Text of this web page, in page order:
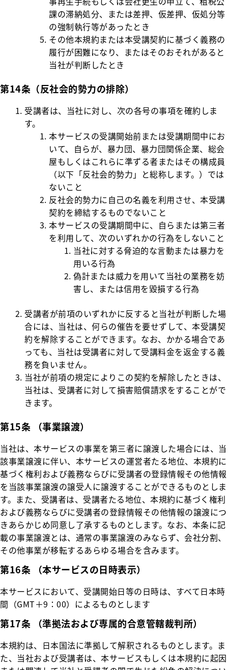
課の滞納処分、または差押、仮差押、仮処分等
の強制執行等があったとき
その他本規約または本受講契約に基づく義務の
履行が困難になり、またはそのおそれがあると
当社が判断したとき
第14条（反社会的勢力の排除）
受講者は、当社に対し、次の各号の事項を確約しま
す。
本サービスの受講開始前または受講期間中にお
いて、自らが、暴力団、暴力団関係企業、総会
屋もしくはこれらに準ずる者またはその構成員
（以下「反社会的勢力」と総称します。）では
ないこと
反社会的勢力に自己の名義を利用させ、本受講
契約を締結するものでないこと
本サービスの受講期間中に、自らまたは第三者
を利用して、次のいずれかの行為をしないこと
当社に対する脅迫的な言動または暴力を
用いる行為
偽計または威力を用いて当社の業務を妨
害し、または信用を毀損する行為
受講者が前項のいずれかに反すると当社が判断した場
合には、当社は、何らの催告を要せずして、本受講契
約を解除することができます。なお、かかる場合であ
っても、当社は受講者に対して受講料金を返金する義
務を負いません。
当社が前項の規定によりこの契約を解除したときは、
当社は、受講者に対して損害賠償請求をすることがで
きます。
第15条 （事業譲渡）
当社は、本サービスの事業を第三者に譲渡した場合には、当
該事業譲渡に伴い、本サービスの運営者たる地位、本規約に
基づく権利および義務ならびに受講者の登録情報その他情報
を当該事業譲渡の譲受人に譲渡することができるものとしま
す。また、受講者は、受講者たる地位、本規約に基づく権利
および義務ならびに受講者の登録情報その他情報の譲渡につ
きあらかじめ同意し了承するものとします。なお、本条に記
載の事業譲渡とは、通常の事業譲渡のみならず、会社分割、
その他事業が移転するあらゆる場合を含みます。
第16条 （本サービスの日時表示）
本サービスにおいて、受講開始日等の日時は、すべて日本時
間（GMT＋9：00）によるものとします
第17条 （準拠法および専属的合意管轄裁判所）
本規約は、日本国法に準拠して解釈されるものとします。ま
た、当社および受講者は、本サービスもしくは本規約に起因